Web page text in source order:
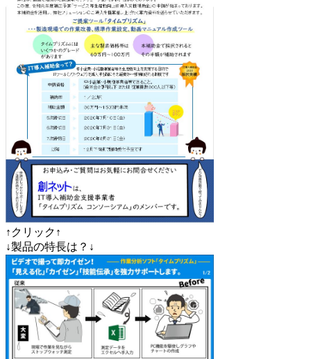
↑クリック↑
↓製品の特長は？↓